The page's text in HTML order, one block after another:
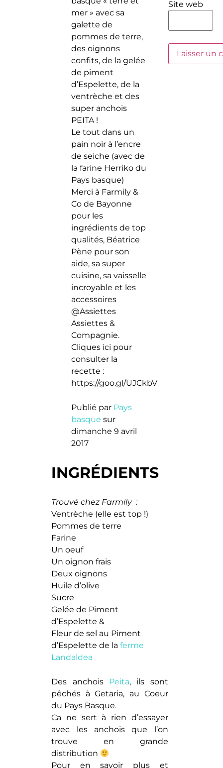
mer » avec sa
galette de
pommes de terre,
des oignons
confits, de la gelée
de piment
d’Espelette, de la
ventrèche et des
super anchois
PEITA !
Le tout dans un
pain noir à l’encre
de seiche (avec de
la farine Herriko du
Pays basque)
Merci à Farmily &
Co de Bayonne
pour les
ingrédients de top
qualités, Béatrice
Pène pour son
aide, sa super
cuisine, sa vaisselle
incroyable et les
accessoires
@Assiettes
Assiettes &
Compagnie.
Cliques ici pour
consulter la
recette :
https://goo.gl/UJCkbV
Publié par Pays
basque sur
dimanche 9 avril
2017
INGRÉDIENTS
Trouvé chez Farmily :
Ventrèche (elle est top !)
Pommes de terre
Farine
Un oeuf
Un oignon frais
Deux oignons
Huile d’olive
Sucre
Gelée de Piment
d’Espelette &
Fleur de sel au Piment
d’Espelette de laferme
Landaldea
Des anchois Peita, ils sont
pêchés à Getaria, au Coeur
du Pays Basque.
Ca ne sert à rien d’essayer
avec les anchois que l’on
trouve en grande
distribution
Pour en savoir plus et
Site web